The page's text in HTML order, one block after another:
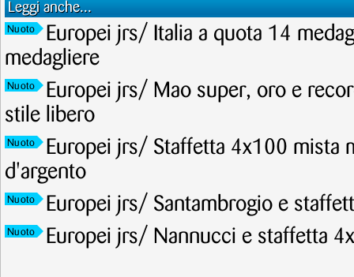
Leggi anche...
Nuoto
Europei jrs/ Italia a quota 14
medagliere
Nuoto
Europei jrs/ Mao super, oro e
stile libero
Nuoto
Europei jrs/ Staffetta 4x100 mista
d'argento
Nuoto Europei jrs/ Santambrogio e
Nuoto Europei jrs/ Nannucci e staffetta